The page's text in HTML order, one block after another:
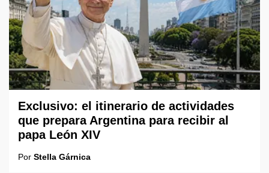
Exclusivo: el itinerario de actividades
que prepara Argentina para recibir al
papa León XIV
Por Stella Gárnica